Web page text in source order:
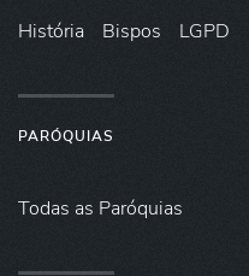
História Bispos LGPD
PARÓQUIAS
Todas as Paróquias